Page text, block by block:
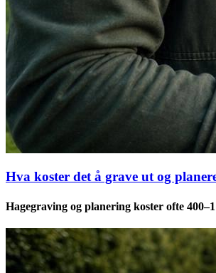
Hva koster det å grave ut og
Hagegraving og planering koster ofte